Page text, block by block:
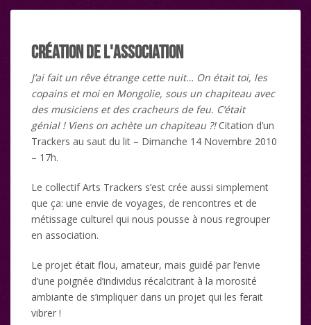
Création de l'association
J’ai fait un rêve étrange cette nuit… On était toi, les
copains et moi en Mongolie, sous un chapiteau avec
des musiciens et des cracheurs de feu. C’était
génial ! Viens on achète un chapiteau ?!Citation d’un
Trackers au saut du lit – Dimanche 14 Novembre 2010
– 17h.
Le collectif Arts Trackers s’est crée aussi simplement
que ça: une envie de voyages, de rencontres et de
métissage culturel qui nous pousse à nous regrouper
en association.
Le projet était flou, amateur, mais guidé par l’envie
d’une poignée d’individus récalcitrant à la morosité
ambiante de s’impliquer dans un projet qui les ferait
vibrer !